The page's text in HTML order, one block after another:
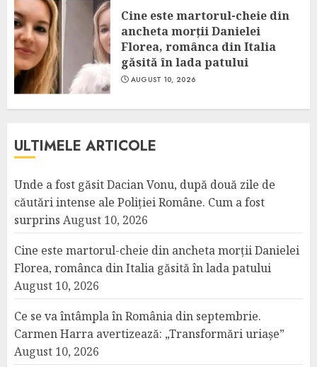
Cine este martorul-cheie din
ancheta morții Danielei
Florea, românca din Italia
găsită în lada patului
AUGUST 10, 2026
ULTIMELE ARTICOLE
Unde a fost găsit Dacian Vonu, după două zile de
căutări intense ale Poliției Române. Cum a fost
surprins August 10, 2026
Cine este martorul-cheie din ancheta morții Danielei
Florea, românca din Italia găsită în lada patului
August 10, 2026
Ce se va întâmpla în România din septembrie.
Carmen Harra avertizează: „Transformări uriașe”
August 10, 2026